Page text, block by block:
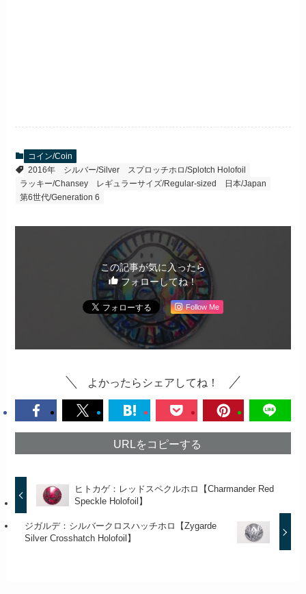
コイン/Coin
2016年
シルバー/Silver
スプロッチホロ/Splotch Holofoil
ラッキー/Chansey
レギュラーサイズ/Regular-sized
日本/Japan
第6世代/Generation 6
この記事が気に入ったら
フォローしてね！
Follow Me
よかったらシェアしてね！
URLをコピーする
ヒトカゲ：レッドスペクルホロ【Charmander Red
Speckle Holofoil】
ジガルデ：シルバークロスハッチホロ【Zygarde
Silver Crosshatch Holofoil】